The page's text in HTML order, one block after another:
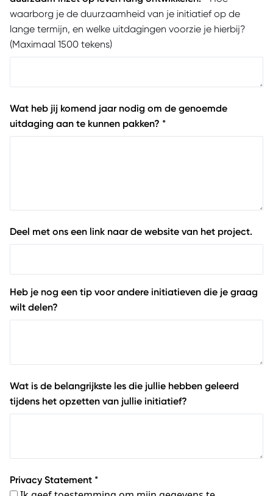
waarborg je de duurzaamheid van je initiatief op de
lange termijn, en welke uitdagingen voorzie je hierbij?
(Maximaal 1500 tekens)
Wat heb jij komend jaar nodig om de genoemde
uitdaging aan te kunnen pakken? *
Deel met ons een link naar de website van het project.
Heb je nog een tip voor andere initiatieven die je graag
wilt delen?
Wat is de belangrijkste les die jullie hebben geleerd
tijdens het opzetten van jullie initiatief?
Privacy Statement *